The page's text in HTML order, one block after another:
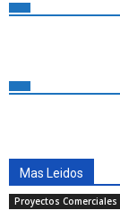
Mas Leidos
Proyectos Comerciales